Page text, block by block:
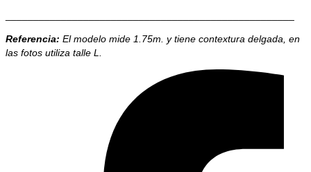
Referencia: El modelo mide 1.75m. y tiene contextura delgada, en
las fotos utiliza talle L.